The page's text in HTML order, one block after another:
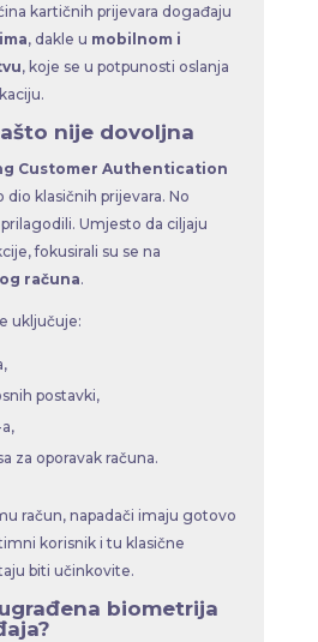
kartičnih prijevara događaju
, dakle u mobilnom i
, koje se u potpunosti oslanja
nije dovoljna
Customer Authentication
klasičnih prijevara. No
Umjesto da ciljaju
fokusirali su se na
računa.
uključuje:
postavki,
za oporavak računa.
račun, napadači imaju gotovo
korisnik i tu klasične
biti učinkovite.
biometrija